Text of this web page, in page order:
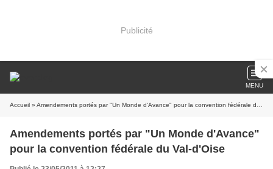
Publicité
MENU
Accueil » Amendements portés par "Un Monde d'Avance" pour la convention fédérale du Val-d'Oise
Amendements portés par "Un Monde d'Avance"
pour la convention fédérale du Val-d'Oise